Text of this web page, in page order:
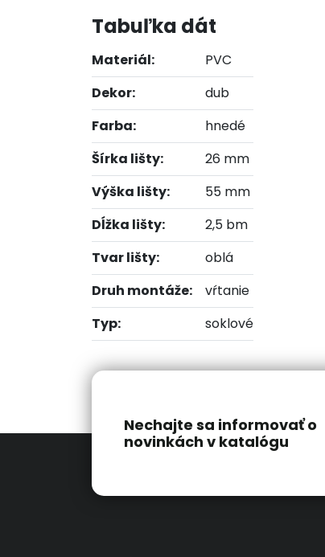
Tabuľka dát
Materiál:
PVC
Dekor:
dub
Farba:
hnedé
Šírka lišty:
26 mm
Výška lišty:
55 mm
Dĺžka lišty:
2,5 bm
Tvar lišty:
oblá
Druh montáže:
vŕtanie
Typ:
soklové
Nechajte sa informovať o
novinkách v katalógu